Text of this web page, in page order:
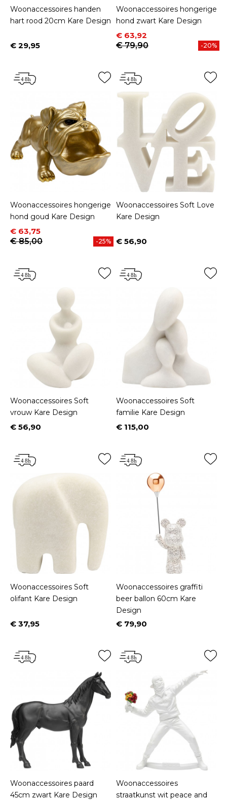
Woonaccessoires handen
hart rood 20cm Kare Design
Prijs
€ 29,95
Woonaccessoires hongerige
hond zwart Kare Design
Prijs
€ 63,92
Normale prijs
€ 79,90
-20%
Woonaccessoires hongerige
hond goud Kare Design
Prijs
€ 63,75
Normale prijs
€ 85,00
-25%
Woonaccessoires Soft Love
Kare Design
Prijs
€ 56,90
Woonaccessoires Soft
vrouw Kare Design
Prijs
€ 56,90
Woonaccessoires Soft
familie Kare Design
Prijs
€ 115,00
Woonaccessoires Soft
olifant Kare Design
Prijs
€ 37,95
Woonaccessoires graffiti
beer ballon 60cm Kare
Design
Prijs
€ 79,90
Woonaccessoires paard
45cm zwart Kare Design
Woonaccessoires
straatkunst wit peace and